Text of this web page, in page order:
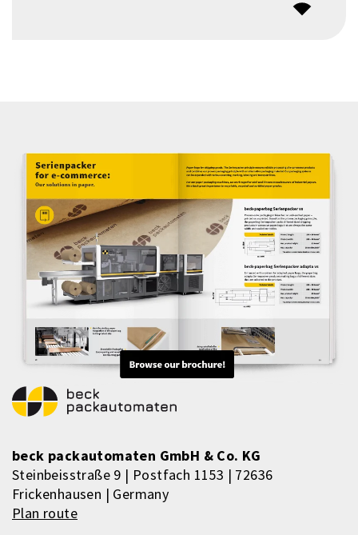
beck packautomaten GmbH & Co. KG
Steinbeisstraße 9 | Postfach 1153 | 72636
Frickenhausen | Germany
Plan route